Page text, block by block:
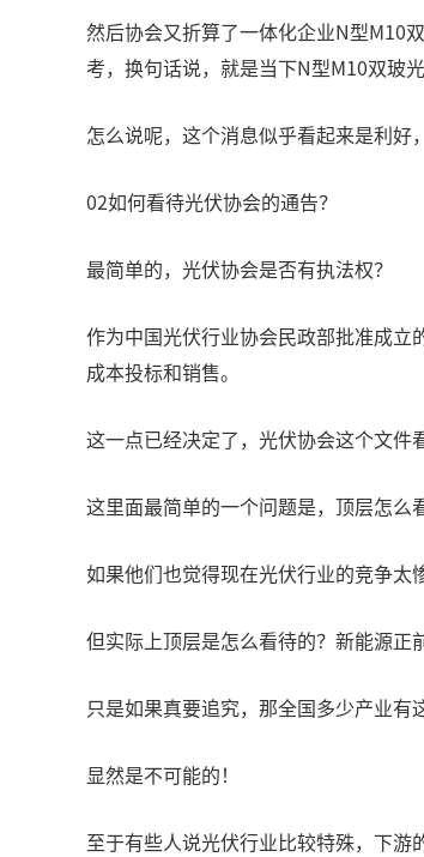
然后协会又折算了一体化企业N型M10
考，换句话说，就是当下N型M10双玻
怎么说呢，这个消息似乎看起来是利好
02如何看待光伏协会的通告？
最简单的，光伏协会是否有执法权？
作为中国光伏行业协会民政部批准成
成本投标和销售。
这一点已经决定了，光伏协会这个文
这里面最简单的一个问题是，顶层怎么
如果他们也觉得现在光伏行业的竞争太
但实际上顶层是怎么看待的？新能源正
只是如果真要追究，那全国多少产业有
显然是不可能的！
至于有些人说光伏行业比较特殊，下